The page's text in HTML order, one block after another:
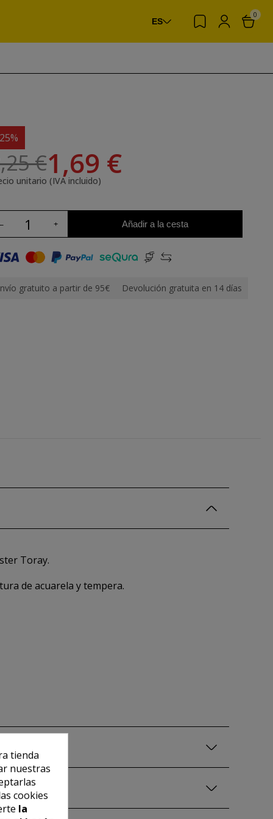
ES
0
€1,69 €
unitario (IVA incluido)
Añadir a la cesta
gratuito a partir de 95€ Devolución gratuita en 14 días
Toray.
de acuarela y tempera.
tienda
nuestras
cookies
la